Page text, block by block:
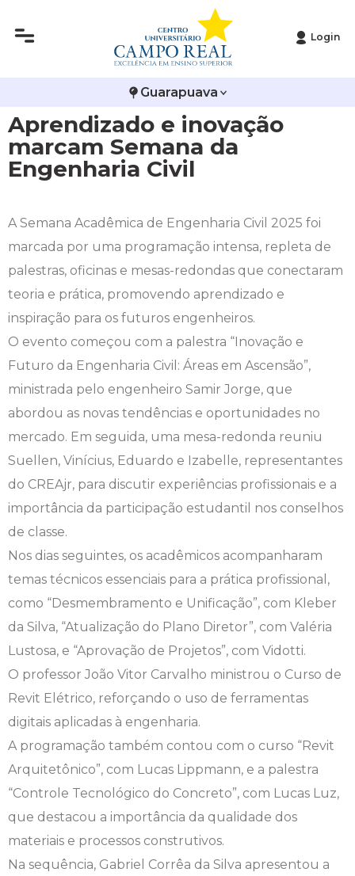
Login
Guarapuava
Aprendizado e inovação
marcam Semana da
Engenharia Civil
A Semana Acadêmica de Engenharia Civil 2025 foi
marcada por uma programação intensa, repleta de
palestras, oficinas e mesas-redondas que conectaram
teoria e prática, promovendo aprendizado e
inspiração para os futuros engenheiros.
O evento começou com a palestra “Inovação e
Futuro da Engenharia Civil: Áreas em Ascensão”,
ministrada pelo engenheiro Samir Jorge, que
abordou as novas tendências e oportunidades no
mercado. Em seguida, uma mesa-redonda reuniu
Suellen, Vinícius, Eduardo e Izabelle, representantes
do CREAjr, para discutir experiências profissionais e a
importância da participação estudantil nos conselhos
de classe.
Nos dias seguintes, os acadêmicos acompanharam
temas técnicos essenciais para a prática profissional,
como “Desmembramento e Unificação”, com Kleber
da Silva, “Atualização do Plano Diretor”, com Valéria
Lustosa, e “Aprovação de Projetos”, com Vidotti.
O professor João Vitor Carvalho ministrou o Curso de
Revit Elétrico, reforçando o uso de ferramentas
digitais aplicadas à engenharia.
A programação também contou com o curso “Revit
Arquitetônico”, com Lucas Lippmann, e a palestra
“Controle Tecnológico do Concreto”, com Lucas Luz,
que destacou a importância da qualidade dos
materiais e processos construtivos.
Na sequência, Gabriel Corrêa da Silva apresentou a
Infraestrutura
Editais
Publicações Institucionais
Arquitetura e Urbanismo
Biomedicina
Ciências Contábeis
Direito
Enfermagem
Engenharia Agronômica
Engenharia Civil
Engenharia de Software
Engenharia Mecânica
Farmácia
Medicina
Medicina Veterinária
Nutrição
Odontologia
Psicologia
Publicidade e Propaganda
Vestibular de Inverno
Vestibular de Medicina
2ª Via de Boleto
Atestado de Matrícula
Atividades Complementares e Sociais
Biblioteca
Calendário Acadêmico
Calendário de Provas
Carteirinha de Estudante
Central de Estágios - TCC
Ensalamento
Manual do Acadêmico
Manual de Formatura
Minha Biblioteca
Núcleo de Apoio Psicopedagógico
Ouvidoria
Plano de Ensino
Segunda Chamada
Seguro Escolar
Simulado Preparatório
Avalie a Campo Real
Bolsas e Incentivos
CPA
COLAP
Comissão de Ética no Uso de Animais
Comitê de Ética em Pesquisa
Diploma Digital
Educação em Direitos Humanos
Editais
Infocampo
Intercampo
NAPP e NAPC
Portal do Egresso
Portal do RH
Programa de Monitoria
Publicações Científicas
Revistas Campo Real
WhatsApp Campo Real